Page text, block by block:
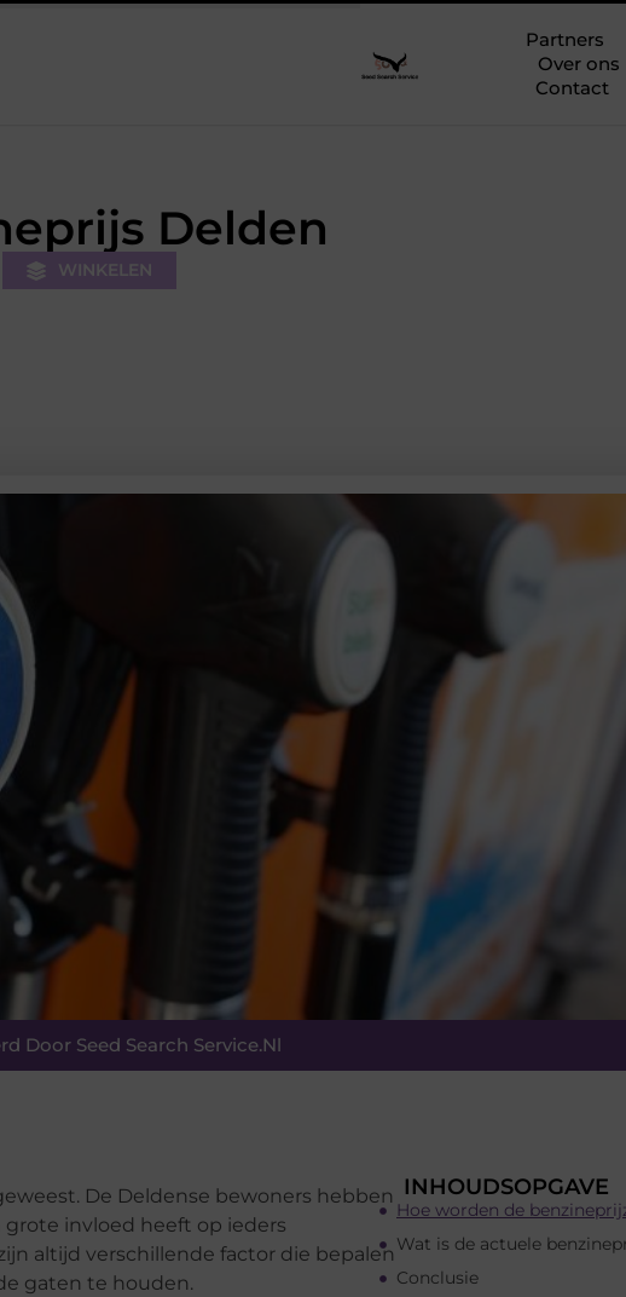
Partners
Over ons
Contact
Delden
WINKELEN
Door Seed Search Service.nl
De Deldense bewoners hebben
invloed heeft op ieders
altijd verschillende factor die bepalen
gaten te houden.
INHOUDSOPGAVE
Hoe worden de
Wat is de actuele
Conclusie